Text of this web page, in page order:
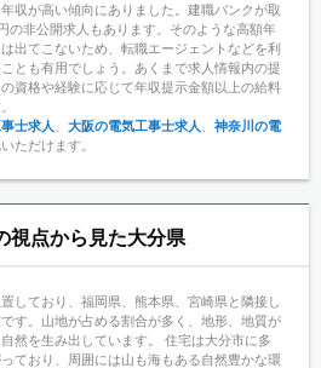
収が高い傾向にありました。建職バンクが取
の非公開求人もあります。そのような高額年
出てこないため、転職エージェントなどを利
とも有用でしょう。あくまで求人情報内の提
資格や経験に応じて年収提示金額以上の給料
士求人 大阪の電気工事士求人
神奈川の電
ただけます。
視点から見た大分県
しており、福岡県、熊本県、宮崎県と隣接し
す。山地が占める割合が多く、地形、地質が
然を生み出しています。 住宅は大分市に多
ており、周囲には山も海もある自然豊かな環